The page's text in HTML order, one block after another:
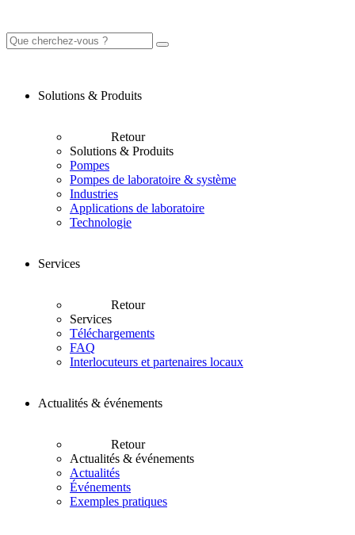
Solutions & Produits
Retour
Solutions & Produits
Pompes
Pompes de laboratoire & système
Industries
Applications de laboratoire
Technologie
Services
Retour
Services
Téléchargements
FAQ
Interlocuteurs et partenaires locaux
Actualités & événements
Retour
Actualités & événements
Actualités
Événements
Exemples pratiques